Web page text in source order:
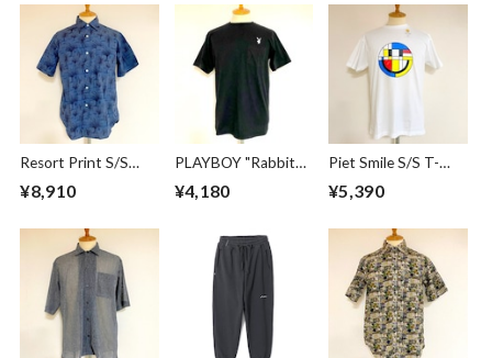
Resort Print S/S
¥8,910
PLAYBOY "Rabbit
Logo T-Shirt Black
¥4,180
Piet Smile S/S T-
¥5,390